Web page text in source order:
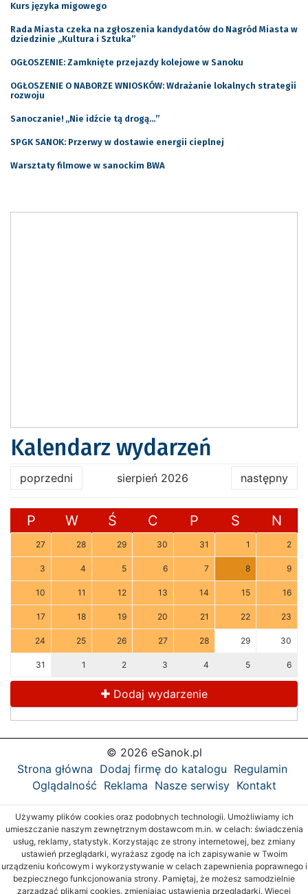
Kurs języka migowego
Rada Miasta czeka na zgłoszenia kandydatów do Nagród Miasta w
dziedzinie „Kultura i Sztuka”
OGŁOSZENIE: Zamknięte przejazdy kolejowe w Sanoku
OGŁOSZENIE O NABORZE WNIOSKÓW: Wdrażanie lokalnych strategii
rozwoju
Sanoczanie! „Nie idźcie tą drogą…”
SPGK SANOK: Przerwy w dostawie energii cieplnej
Warsztaty filmowe w sanockim BWA
Kalendarz wydarzeń
poprzedni sierpień 2026 następny
P W Ś C P S N
27 28 29 30 31 1 2
3 4 5 6 7 8 9
10 11 12 13 14 15 16
17 18 19 20 21 22 23
24 25 26 27 28 29 30
31 1 2 3 4 5 6
Dodaj wydarzenie
© 2026 eSanok.pl
Strona główna Dodaj firmę do katalogu Regulamin
Oglądalność Reklama Nasze serwisy Kontakt
Używamy plików cookies oraz podobnych technologii. Umożliwiamy ich
umieszczanie naszym zewnętrznym dostawcom m.in. w celach: świadczenia
usług, reklamy, statystyk. Korzystając ze strony internetowej, bez zmiany
ustawień przeglądarki, wyrażasz zgodę na ich zapisywanie w Twoim
urządzeniu końcowym i wykorzystywanie w celach zapewnienia poprawnego i
bezpiecznego funkcjonowania strony. Pamiętaj, że możesz samodzielnie
zarządzać plikami cookies, zmieniając ustawienia przeglądarki. Więcej